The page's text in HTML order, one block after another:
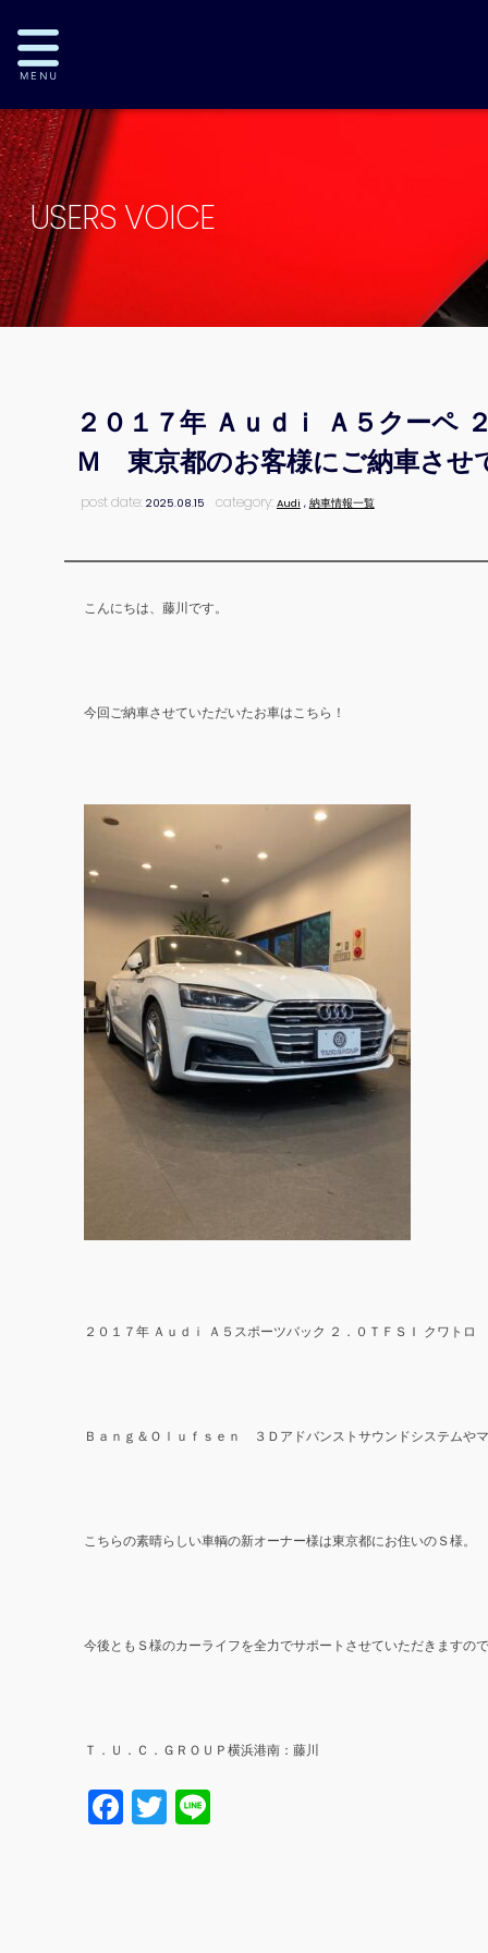
USERS VOICE
２０１７年 Ａｕｄｉ Ａ５クー
Ｍ 東京都のお客様にご納車させ
post date:2025.08.15 category: Audi , 納車情報一覧
こんにちは、藤川です。
今回ご納車させていただいたお車はこちら！
２０１７年 Ａｕｄｉ Ａ５スポーツバック ２．０ＴＦＳＩ クワトロ
Ｂａｎｇ＆Ｏｌｕｆｓｅｎ ３Ｄアドバンストサウンドシステムや
こちらの素晴らしい車輌の新オーナー様は東京都にお住いのＳ様。
今後ともＳ様のカーライフを全力でサポートさせていただきますの
Ｔ．Ｕ．Ｃ．ＧＲＯＵＰ横浜港南：藤川
Facebook
Twitter